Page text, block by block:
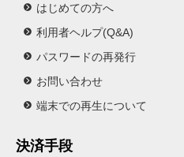
はじめての方へ
利用者ヘルプ(Q&A)
パスワードの再発行
お問い合わせ
端末での再生について
決済手段